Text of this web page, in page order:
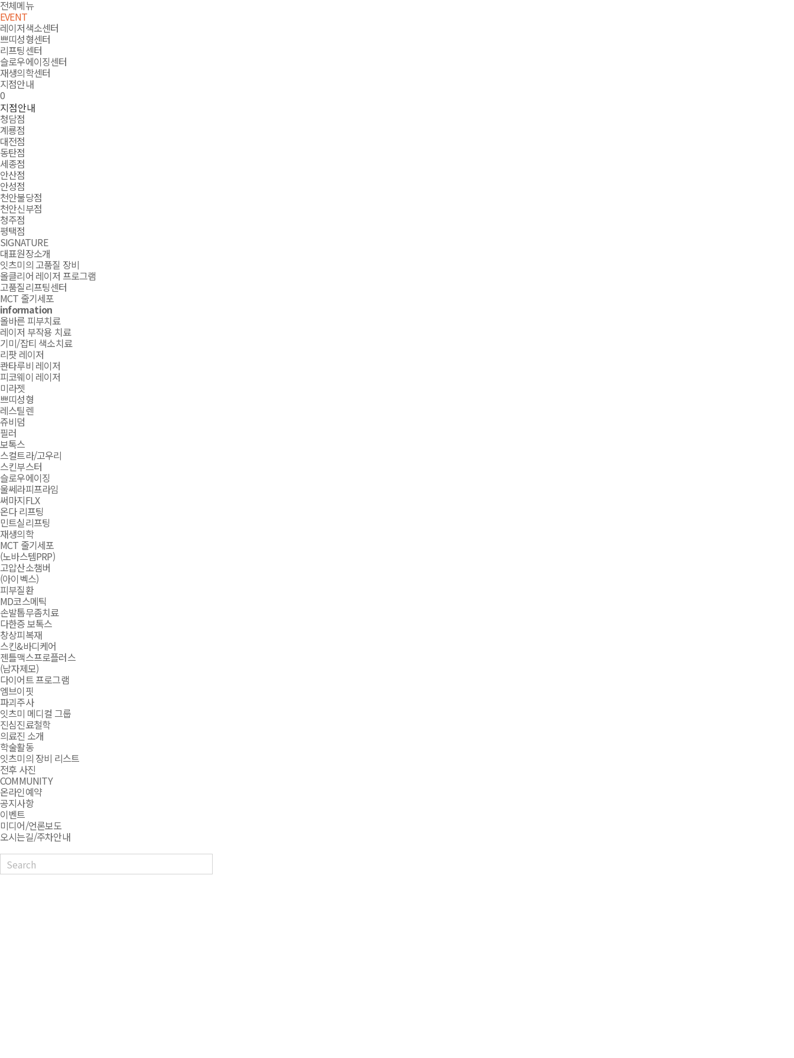
잇츠미
전체메뉴
EVENT
레이저색소센터
쁘띠성형센터
리프팅센터
슬로우에이징센터
재생의학센터
지점안내
LOGIN
search
cart
0
지점안내
청담점
계룡점
대전점
동탄점
세종점
안산점
안성점
천안불당점
천안신부점
청주점
평택점
SIGNATURE
대표원장소개
잇츠미의 고품질 장비
올클리어 레이저 프로그램
고품질리프팅센터
MCT 줄기세포
information
올바른 피부치료
레이저 부작용 치료
기미/잡티 색소치료
리팟 레이저
콴타루비 레이저
피코웨이 레이저
미라젯
쁘띠성형
레스틸렌
쥬비덤
필러
보톡스
스컬트라/고우리
스킨부스터
슬로우에이징
울쎄라피프라임
써마지FLX
온다 리프팅
민트실리프팅
재생의학
MCT 줄기세포
(노바스템PRP)
고압산소챔버
(아이벡스)
피부질환
MD코스메틱
손발톱무좀치료
다한증 보톡스
창상피복재
스킨&바디케어
젠틀맥스프로플러스
(남자제모)
다이어트 프로그램
엠브이핏
파괴주사
잇츠미 메디컬 그룹
진심진료철학
의료진 소개
학술활동
잇츠미의 장비 리스트
전후 사진
COMMUNITY
온라인예약
공지사항
이벤트
미디어/언론보도
오시는길/주차안내
검색닫기